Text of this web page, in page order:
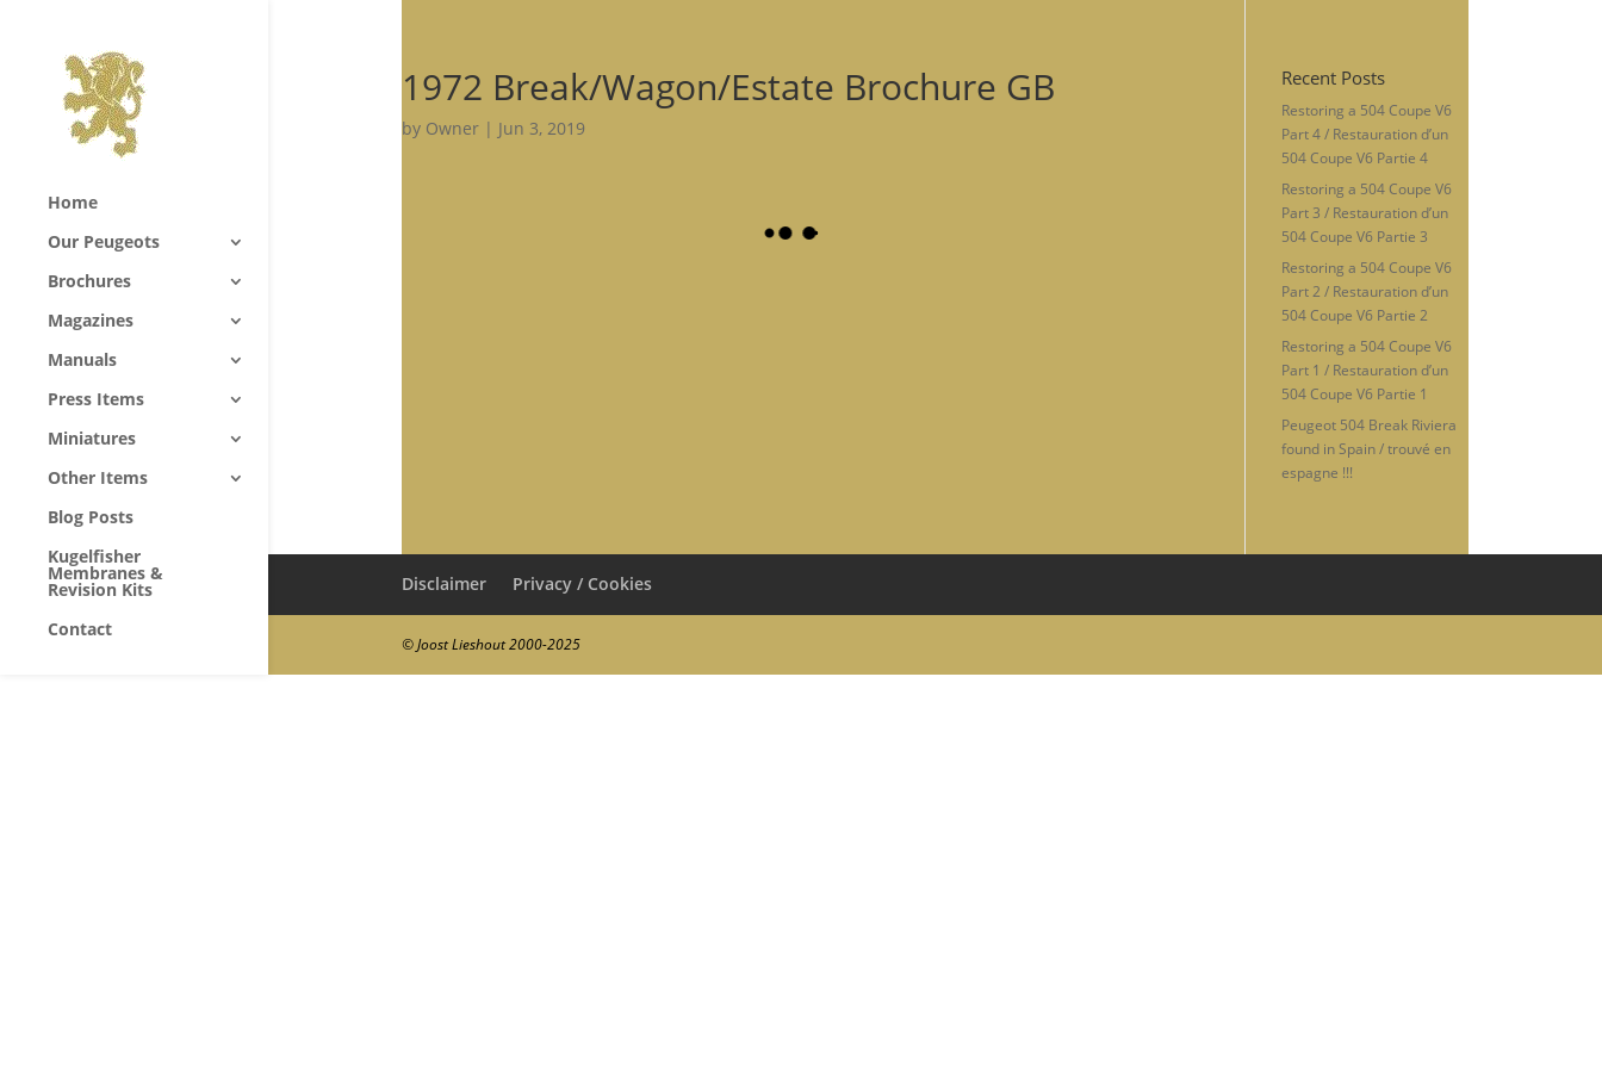
Home
Our Peugeots
Brochures
Magazines
Manuals
Press Items
Miniatures
Other Items
Blog Posts
Kugelfisher
Membranes &
Revision Kits
Contact
1972 Break/Wagon/Estate Brochure GB
by Owner| Jun 3, 2019
Recent Posts
Restoring a 504 Coupe V6
Part 4 / Restauration d’un
504 Coupe V6 Partie 4
Restoring a 504 Coupe V6
Part 3 / Restauration d’un
504 Coupe V6 Partie 3
Restoring a 504 Coupe V6
Part 2 / Restauration d’un
504 Coupe V6 Partie 2
Restoring a 504 Coupe V6
Part 1 / Restauration d’un
504 Coupe V6 Partie 1
Peugeot 504 Break Riviera
found in Spain / trouvé en
espagne !!!
Disclaimer Privacy / Cookies
© Joost Lieshout 2000-2025